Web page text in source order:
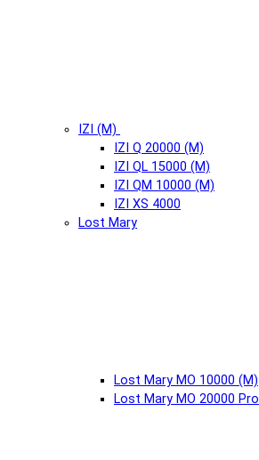
IZI (М)
IZI Q 20000 (М)
IZI QL 15000 (М)
IZI QM 10000 (М)
IZI XS 4000
Lost Mary
Lost Mary MO 10000 (М)
Lost Mary MO 20000 Pro